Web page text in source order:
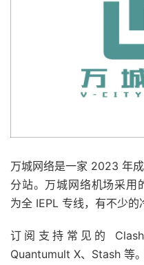
万城网络是一家 2023 年
分站。万城网络机场采
为全 IEPL 专线，有不少的
订阅支持常见的 Clash
Quantumult X、Stash 等